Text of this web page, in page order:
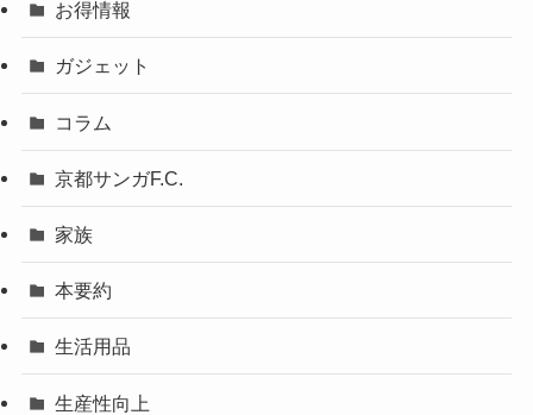
お得情報
ガジェット
コラム
京都サンガF.C.
家族
本要約
生活用品
生産性向上